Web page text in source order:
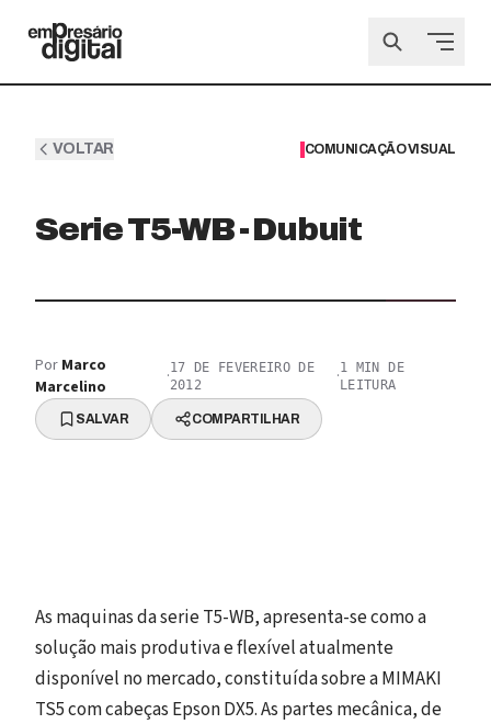
VOLTAR COMUNICAÇÃO VISUAL
Serie T5-WB - Dubuit
Por Marco
Marcelino
·17 DE FEVEREIRO DE
2012
·1 MIN DE
LEITURA
SALVAR COMPARTILHAR
As maquinas da serie T5-WB, apresenta-se como a
solução mais produtiva e flexível atualmente
disponível no mercado, constituída sobre a MIMAKI
TS5 com cabeças Epson DX5. As partes mecânica, de